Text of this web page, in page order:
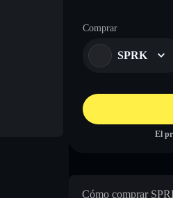
Comprar
SPRK
El
Cómo comprar